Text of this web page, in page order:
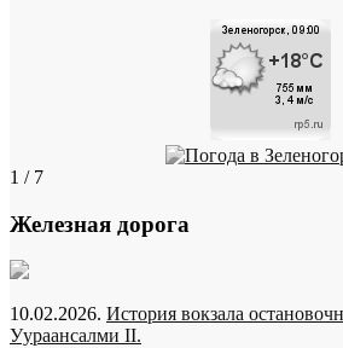
1 / 7
Железная дорога
10.02.2026. История вокзала
Уураансалми II.